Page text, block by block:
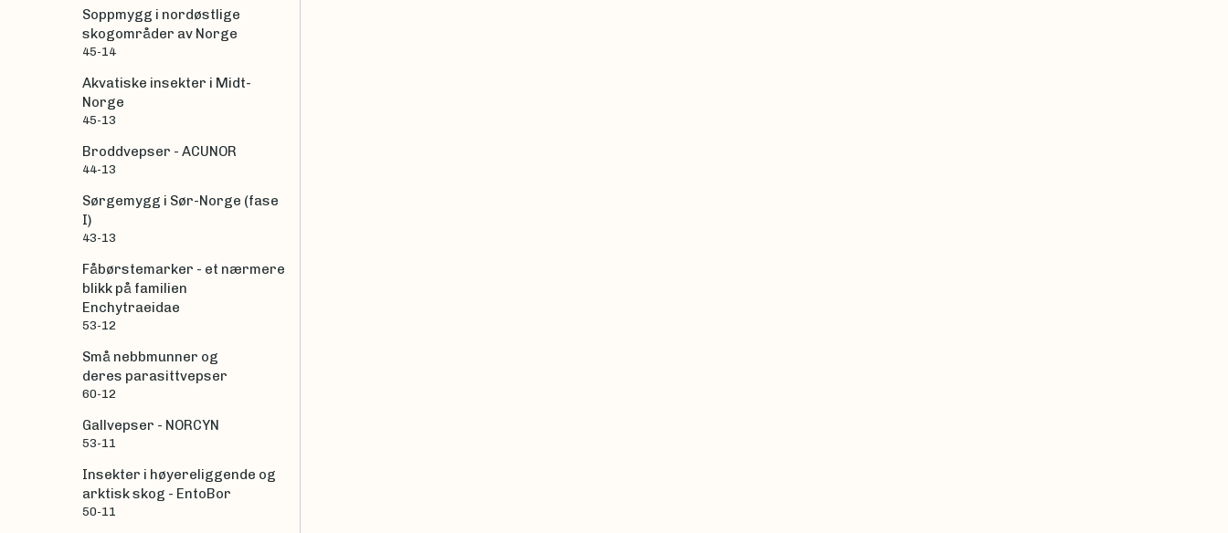
Soppmygg i nordøstlige
skogområder av Norge
45-14
Akvatiske insekter i Midt-
Norge
45-13
Broddvepser - ACUNOR
44-13
Sørgemygg i Sør-Norge (fase
I)
43-13
Fåbørstemarker - et nærmere
blikk på familien
Enchytraeidae
53-12
Små nebbmunner og
deres parasittvepser
60-12
Gallvepser - NORCYN
53-11
Insekter i høyereliggende og
arktisk skog - EntoBor
50-11